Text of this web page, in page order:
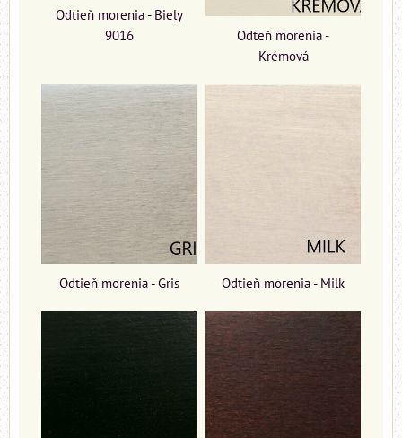
Odtieň morenia - Biely
9016
Odteň morenia -
Krémová
Odtieň morenia - Gris Odtieň morenia - Milk